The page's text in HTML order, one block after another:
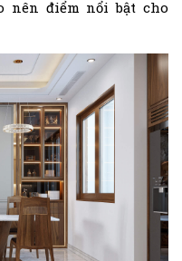
nên điểm nổi bật cho